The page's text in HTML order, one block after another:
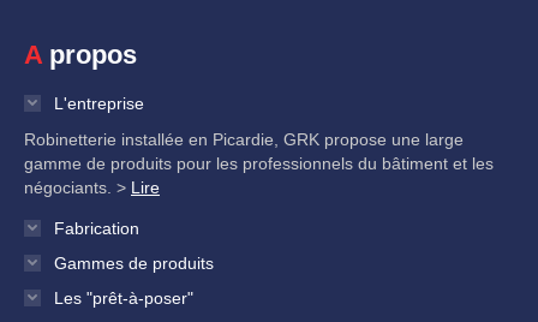
A propos
L'entreprise
Robinetterie installée en Picardie, GRK propose une large
gamme de produits pour les professionnels du bâtiment et les
négociants. > Lire
Fabrication
Gammes de produits
Les "prêt-à-poser"